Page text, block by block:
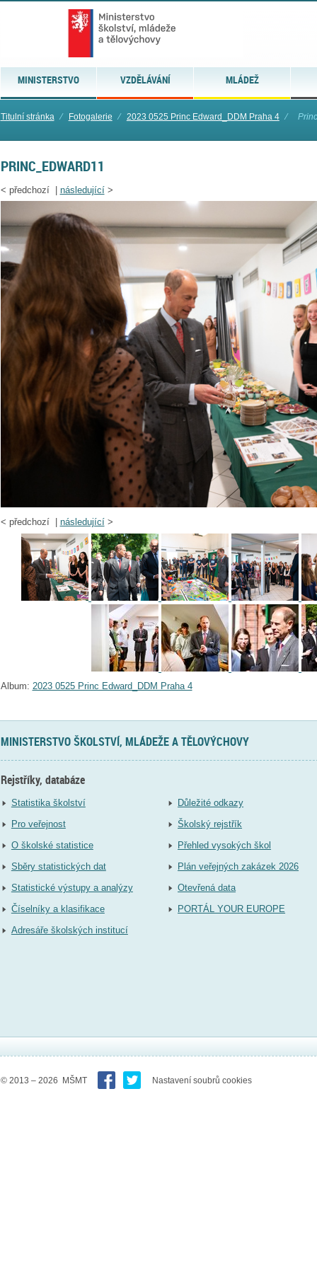
MINISTERSTVO VZDĚLÁVÁNÍ MLÁDEŽ
Titulní stránka ⁄ Fotogalerie ⁄ 2023 0525 Princ Edward_DDM Praha 4 ⁄
PRINC_EDWARD11
< předchozí | následující>
< předchozí | následující>
Album: 2023 0525 Princ Edward_DDM Praha 4
MINISTERSTVO ŠKOLSTVÍ, MLÁDEŽE A TĚLOVÝCHOVY
Rejstříky, databáze
Statistika školství
Pro veřejnost
O školské statistice
Sběry statistických dat
Statistické výstupy a analýzy
Číselníky a klasifikace
Adresáře školských institucí
Důležité odkazy
Školský rejstřík
Přehled vysokých škol
Plán veřejných zakázek 2026
Otevřená data
PORTÁL YOUR EUROPE
© 2013 – 2026 MŠMT Nastavení soubrů cookies